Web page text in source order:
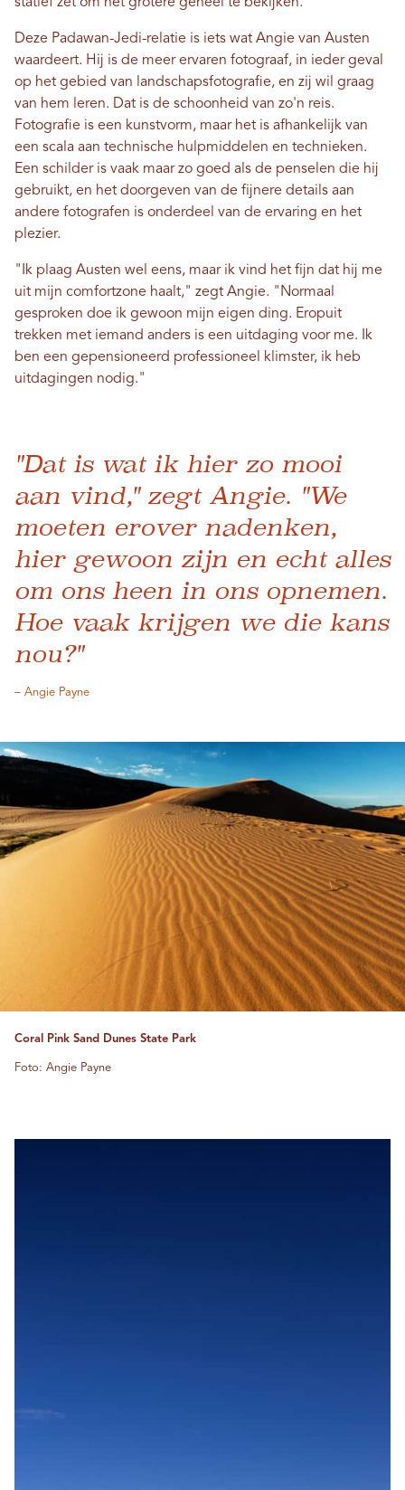
Deze Padawan-Jedi-relatie is iets wat Angie van Austen
waardeert. Hij is de meer ervaren fotograaf, in ieder geval
op het gebied van landschapsfotografie, en zij wil graag
van hem leren. Dat is de schoonheid van zo'n reis.
Fotografie is een kunstvorm, maar het is afhankelijk van
een scala aan technische hulpmiddelen en technieken.
Een schilder is vaak maar zo goed als de penselen die hij
gebruikt, en het doorgeven van de fijnere details aan
andere fotografen is onderdeel van de ervaring en het
plezier.
"Ik plaag Austen wel eens, maar ik vind het fijn dat hij me
uit mijn comfortzone haalt," zegt Angie. "Normaal
gesproken doe ik gewoon mijn eigen ding. Eropuit
trekken met iemand anders is een uitdaging voor me. Ik
ben een gepensioneerd professioneel klimster, ik heb
uitdagingen nodig."
"Dat is wat ik hier zo mooi
aan vind," zegt Angie. "We
moeten erover nadenken,
hier gewoon zijn en echt alles
om ons heen in ons opnemen.
Hoe vaak krijgen we die kans
nou?"
– Angie Payne
Coral Pink Sand Dunes State Park
Foto: Angie Payne